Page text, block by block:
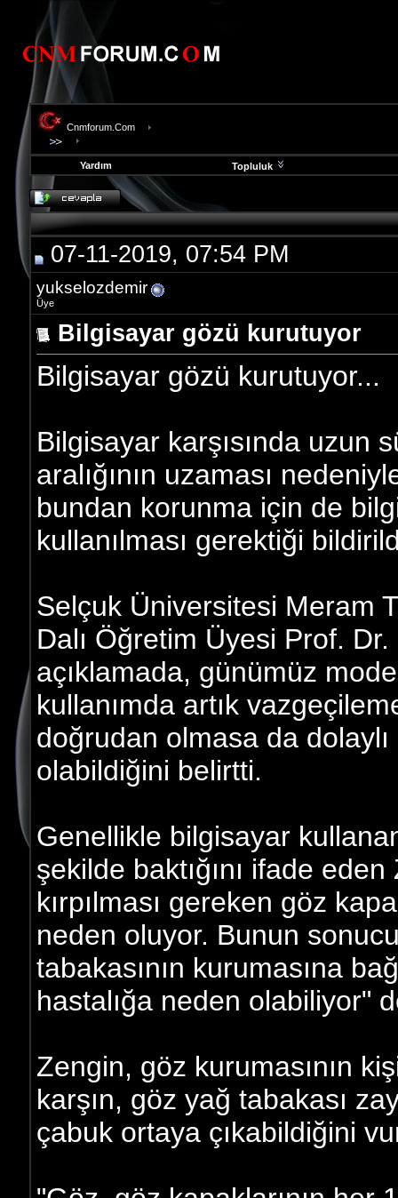
Cnmforum.Com
Yardım Topluluk
evooli
fethiye
escort
gaziantep
escort
gaziantep
escort
07-11-2019, 07:54 PM
yukselozdemir
Üye
Bilgisayar gözü kurutuyor
Bilgisayar gözü kurutuyor...
Bilgisayar karşısında uzun
aralığının uzaması
bundan korunma için de
kullanılması gerektiği
Selçuk Üniversitesi Meram
Dalı Öğretim Üyesi Prof.
açıklamada, günümüz
kullanımda artık
doğrudan olmasa da dolaylı
olabildiğini belirtti.
Genellikle bilgisayar
şekilde baktığını ifade
kırpılması gereken göz
neden oluyor. Bunun
tabakasının kurumasına
hastalığa neden olabiliyor"
Zengin, göz kurumasının
karşın, göz yağ tabakası
çabuk ortaya çıkabildiğini